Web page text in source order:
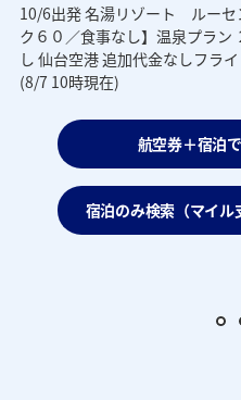
10/6出発 名湯リゾート ルーセ
ク６０／食事なし】温泉プラン
し 仙台空港 追加代金なしフラ
(8/7 10時現在)
航空券＋宿泊
宿泊のみ検索（マイル